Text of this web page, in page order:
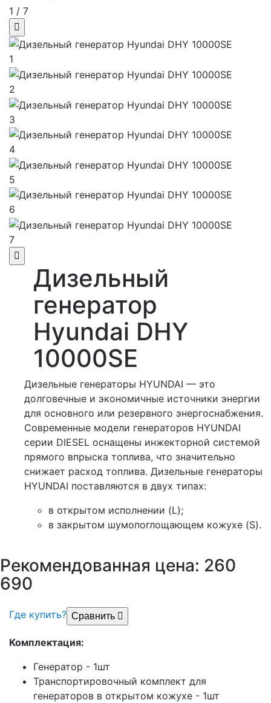
1 / 7
1
2
3
4
5
6
7
Дизельный
генератор
Hyundai DHY
10000SE
Дизельные генераторы HYUNDAI — это
долговечные и экономичные источники энергии
для основного или резервного энергоснабжения.
Современные модели генераторов HYUNDAI
серии DIESEL оснащены инжекторной системой
прямого впрыска топлива, что значительно
снижает расход топлива. Дизельные генераторы
HYUNDAI поставляются в двух типах:
в открытом исполнении (L);
в закрытом шумопоглощающем кожухе (S).
Рекомендованная цена: 260
690
Где купить? Сравнить
Комплектация:
Генератор - 1шт
Транспортировочный комплект для
генераторов в открытом кожухе - 1шт